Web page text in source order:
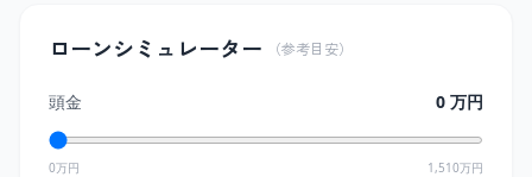
ローンシミュレーター （参考目安）
頭金 0 万円
0万円 1,510万円